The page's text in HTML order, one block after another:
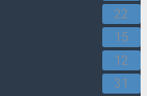
22
15
12
31